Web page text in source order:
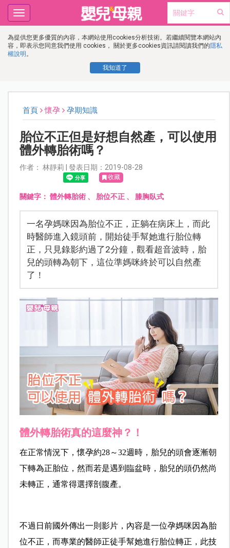
為提供您更多優質的內容，本網站使用cookies分析技術。若繼續閱覽本網站內
容，即表示您同意我們使用 cookies， 關於更多cookies資訊請閱讀我們的隱私
權說明 。
我知道了
Toggle
navigation
首頁 懷孕 孕期知識
胎位不正但是好想自然產，可以使用
體外轉胎術嗎？
作者： 林靜莉 | 發表日期：2019-08-28
收藏
關鍵字： 體外轉胎術、 胎位不正、 膝胸臥式
一名孕媽咪因為胎位不正，正躺在病床上，而此
時醫師進入鏡頭前，開始徒手幫她進行胎位轉
正，只見錄影約過了2分鐘，觀看超音波時，胎
兒的頭轉為朝下，這位準媽咪終於可以自然產
了！
體外轉胎術真的這麼神？！
在正常情況下，懷孕約28～32週時，胎兒的頭會逐漸朝
下轉為正胎位，然而若是遇到臨盆時，胎兒的頭仍然尚
未轉正，通常得選擇剖腹產。
不過日前國外傳出一則影片，內容是一位孕媽咪因為胎
位不正，而專業的醫師正徒手幫她進行胎位轉正，此技